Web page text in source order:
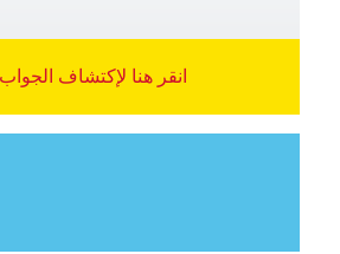
انقر هنا لإكتشاف